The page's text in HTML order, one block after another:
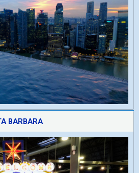
BARBARA